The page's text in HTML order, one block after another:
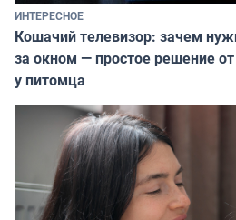
ИНТЕРЕСНОЕ
Кошачий телевизор: зачем
за окном — простое решение от
у питомца